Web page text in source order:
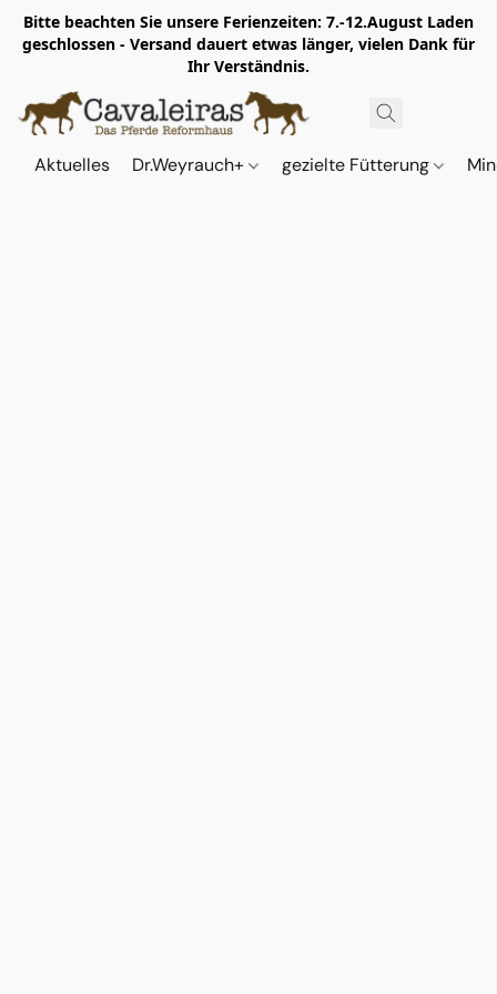
Bitte beachten Sie unsere Ferienzeiten: 7.-12.August Laden
geschlossen - Versand dauert etwas länger, vielen Dank für
Ihr Verständnis.
Aktuelles Dr.Weyrauch+ gezielte Fütterung